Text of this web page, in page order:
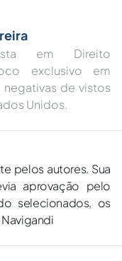
em Direito
exclusivo em
de vistos
Unidos.
pelos autores. Sua
aprovação pelo
selecionados, os